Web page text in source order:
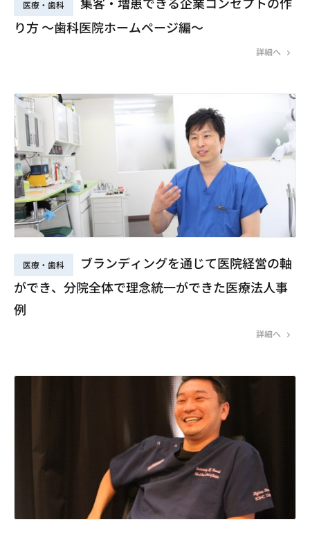
医療・歯科
り方 ～歯科医院ホームページ編～
詳細へ
医療・歯科
ブランディングを通じて医院経営の軸
ができ、分院全体で理念統一ができた医療法人事
例
詳細へ